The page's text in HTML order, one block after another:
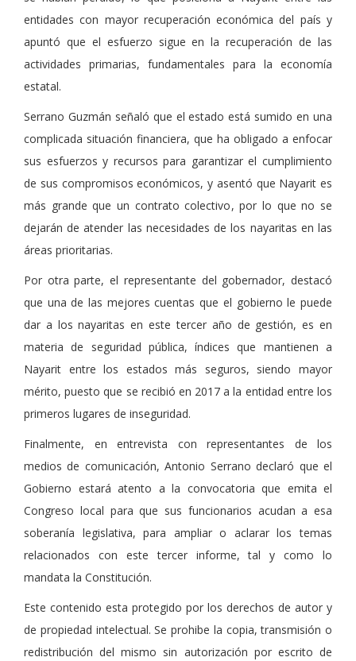
entidades con mayor recuperación económica del país y
apuntó que el esfuerzo sigue en la recuperación de las
actividades primarias, fundamentales para la economía
estatal.
Serrano Guzmán señaló que el estado está sumido en una
complicada situación financiera, que ha obligado a enfocar
sus esfuerzos y recursos para garantizar el cumplimiento
de sus compromisos económicos, y asentó que Nayarit es
más grande que un contrato colectivo, por lo que no se
dejarán de atender las necesidades de los nayaritas en las
áreas prioritarias.
Por otra parte, el representante del gobernador, destacó
que una de las mejores cuentas que el gobierno le puede
dar a los nayaritas en este tercer año de gestión, es en
materia de seguridad pública, índices que mantienen a
Nayarit entre los estados más seguros, siendo mayor
mérito, puesto que se recibió en 2017 a la entidad entre los
primeros lugares de inseguridad.
Finalmente, en entrevista con representantes de los
medios de comunicación, Antonio Serrano declaró que el
Gobierno estará atento a la convocatoria que emita el
Congreso local para que sus funcionarios acudan a esa
soberanía legislativa, para ampliar o aclarar los temas
relacionados con este tercer informe, tal y como lo
mandata la Constitución.
Este contenido esta protegido por los derechos de autor y
de propiedad intelectual. Se prohibe la copia, transmisión o
redistribución del mismo sin autorización por escrito de